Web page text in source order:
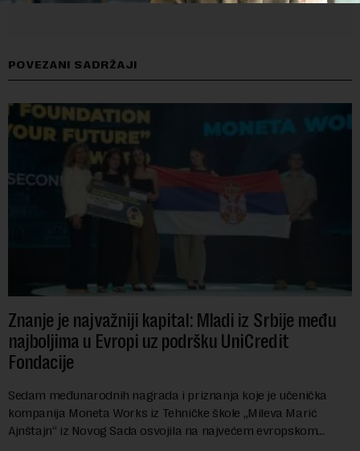
POVEZANI SADRŽAJI
Znanje je najvažniji kapital: Mladi iz Srbije među
najboljima u Evropi uz podršku UniCredit
Fondacije
Sedam međunarodnih nagrada i priznanja koje je učenička
kompanija Moneta Works iz Tehničke škole „Mileva Marić
Ajnštajn“ iz Novog Sada osvojila na najvećem evropskom